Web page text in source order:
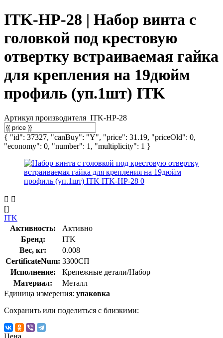
ITK-HP-28 | Набор винта с
головкой под крестовую
отвертку встраиваемая гайка
для крепления на 19дюйм
профиль (уп.1шт) ITK
Артикул производителя ITK-HP-28
{ "id": 37327, "canBuy": "Y", "price": 31.19, "priceOld": 0,
"economy": 0, "number": 1, "multiplicity": 1 }
[]
ITK
Активность:
Активно
Бренд:
ITK
Вес, кг:
0.008
CertificateNum: 3300СП
Исполнение:
Крепежные детали/Набор
Материал:
Металл
Единица измерения: упаковка
Сохранить или поделиться с близкими:
Цена